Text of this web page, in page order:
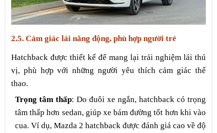
2.5. Cảm giác lái năng động, phù hợp người trẻ
Hatchback được thiết kế để mang lại trải nghiệm lái thú
vị, phù hợp với những người yêu thích cảm giác thể
thao.
Trọng tâm thấp: Do đuôi xe ngắn, hatchback có trọng
tâm thấp hơn sedan, giúp xe bám đường tốt hơn khi vào
cua. Ví dụ, Mazda 2 hatchback được đánh giá cao về độ